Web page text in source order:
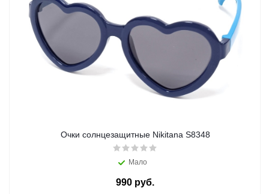
Очки солнцезащитные Nikitana S8348
Мало
990 руб.